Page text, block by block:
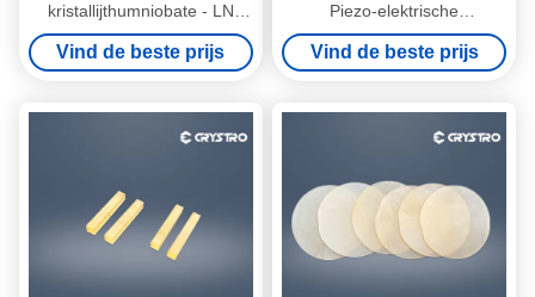
kristallijthumniobate - LN
LiNbO3 kristalmateriaal
Vind de beste prijs
Piezo-elektrische
effectkristallen met
elektrodenbalk
Vind de beste prijs